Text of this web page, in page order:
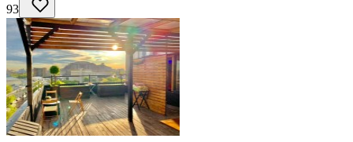
93